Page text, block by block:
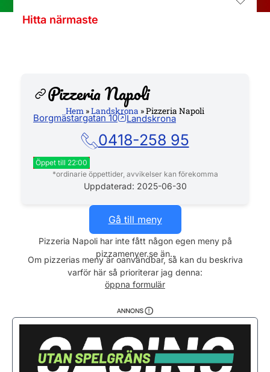
Hitta närmaste
Pizzeria Napoli
Hem »Landskrona »Pizzeria Napoli
Borgmästargatan 10 Landskrona
0418-258 95
Öppet till 22:00
Måndag
11:30 - 22:00
Onsdag
11:30 - 22:00
Torsdag
11:30 - 22:00
Fredag
11:30 - 22:00
Lördag
11:30 - 22:00
Söndag
11:30 - 21:45
*ordinarie öppettider, avvikelser kan förekomma
Uppdaterad: 2025-06-30
Gå till meny
Pizzeria Napoli har inte fått någon egen meny på
pizzamenyer.se än..
Om pizzerias meny är oanvändbar, så kan du beskriva
varför här så prioriterar jag denna:
öppna formulär